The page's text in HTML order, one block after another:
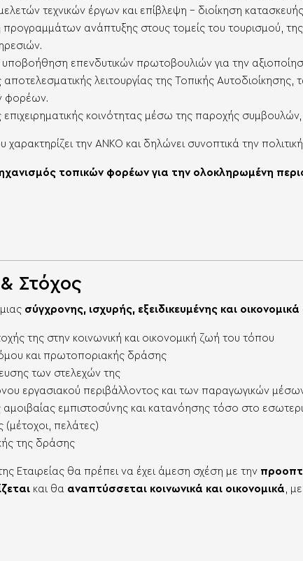
τεχνικών έργων και επίβλεψη – διοίκηση
ανάπτυξης στους τομείς του τουρισμού, της
επενδυτικών πρωτοβουλιών για την
αποτελεσματικής λειτουργίας της Τοπικής
φορέων.
επιχειρηματικής κοινότητας μέσω της παροχής
χαρακτηρίζει την ΑΝΚΟ και δηλώνει συνοπτικά την
τοπικών φορέων για την ολοκληρωμένη
Στόχος
σύγχρονης, ισχυρής, εξειδικευμένης και
της στην κοινωνική και οικονομική ζωή του τόπου
και πρωτοποριακής δράσης
των στελεχών της
εργασιακού περιβάλλοντος και των παραγωγικών
αμοιβαίας εμπιστοσύνης και κατανόησης τόσο στο
(μέτοχοι, πελάτες)
της δράσης
Εταιρείας θα πρέπει να έχει άμεση σχέση με την
και θα αναπτύσσεται κοινωνικά και οικονομικά ,